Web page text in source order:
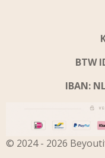
BTW
IBAN:
© 2024 - 2026